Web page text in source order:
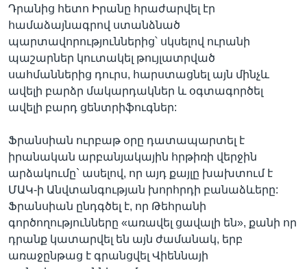
Դրանից հետո Իրանը հրաժարվել էր
համաձայնագրով ստանձնած
պարտավորություններից՝ սկսելով ուրանի
պաշարներ կուտակել թույլատրված
սահմաններից դուրս, հարստացնել այն մինչև
ավելի բարձր մակարդակներ և օգտագործել
ավելի բարդ ցենտրիֆուգներ:
Ֆրանսիան ուրբաթ օրը դատապարտել է
իրանական արբանյակային հրթիռի վերջին
արձակումը` ասելով, որ այդ քայլը խախտում է
ՄԱԿ-ի Անվտանգության խորհրդի բանաձևերը:
Ֆրանսիան ընդգծել է, որ Թեհրանի
գործողությունները «առավել ցավալի են», քանի որ
դրանք կատարվել են այն ժամանակ, երբ
առաջընթաց է գրանցվել Վիեննայի